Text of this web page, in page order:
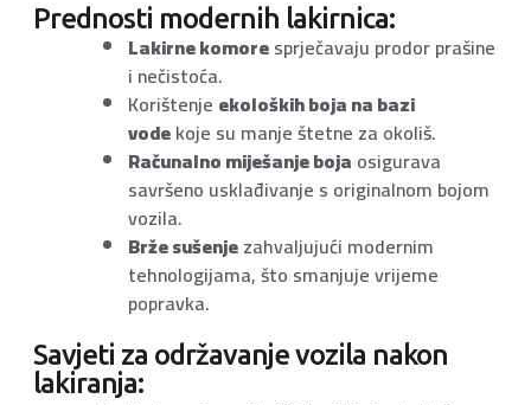
Prednosti modernih lakirnica:
Lakirne komoresprječavaju prodor prašine
i nečistoća.
Korištenje ekoloških boja na bazi
vodekoje su manje štetne za okoliš.
Računalno miješanje boja osigurava
savršeno usklađivanje s originalnom bojom
vozila.
Brže sušenjezahvaljujući modernim
tehnologijama, što smanjuje vrijeme
popravka.
Savjeti za održavanje vozila nakon
lakiranja: